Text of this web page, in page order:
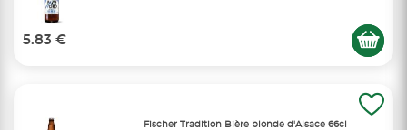
5.83 €
Fischer Tradition Bière blonde d'Alsace 66cl